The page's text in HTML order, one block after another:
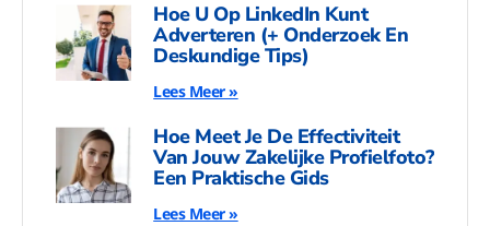
Hoe U Op LinkedIn Kunt
Adverteren (+ Onderzoek En
Deskundige Tips)
Lees Meer »
Hoe Meet Je De Effectiviteit
Van Jouw Zakelijke Profielfoto?
Een Praktische Gids
Lees Meer »